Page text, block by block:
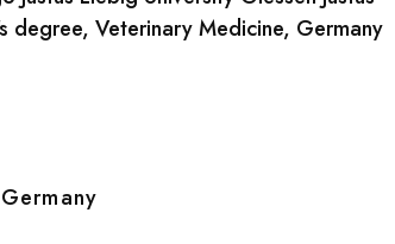
degree, Veterinary Medicine, Germany